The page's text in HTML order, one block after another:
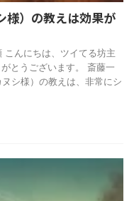
様）の教えは効果が
こんにちは、ツイてる坊主
とうございます。 斎藤一
シ様）の教えは、非常にシ